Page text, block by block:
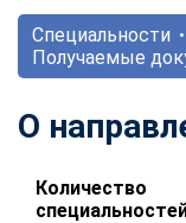
Специальности
Получаемые
О
Количество